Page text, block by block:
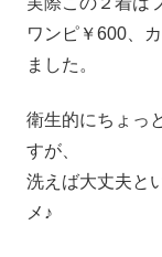
ワンピ￥600、
ました。
衛生的にちょっ
すが、
洗えば大丈夫と
メ♪